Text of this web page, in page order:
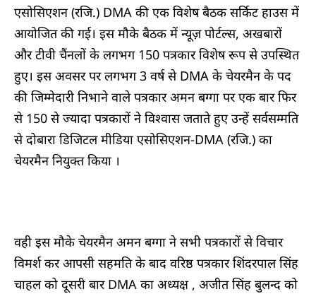
एसोसिएशन (रजि.) DMA की एक विशेष बैठक सर्किट हाउस में
आयोजित की गई। इस मौके बैठक में न्यूज़ पोर्टल्स, अखबारों
और टीवी चैंनलों के लगभग 150 पत्रकार विशेष रूप से उपस्थित
हुए। इस अवसर पर लगभग 3 वर्ष से DMA के चेयरमैन के पद
की जिम्मेदारी निभाने वाले पत्रकार अमन बग्गा पर एक बार फिर
से 150 से ज्यादा पत्रकारों ने विश्वास जताते हुए उन्हें सर्वसम्मति
से दोबारा डिजिटल मीडिया एसोसिएशन-DMA (रजि.) का
चेयरमैन नियुक्त किया ।
वही इस मौके चेयरमैन अमन बग्गा ने सभी पत्रकारों से विचार
विमर्श कर आपसी सहमति के बाद वरिष्ठ पत्रकार शिंदरपाल सिंह
चाहल को दूसरी बार DMA का अध्यक्ष , अजीत सिंह बुलन्द को